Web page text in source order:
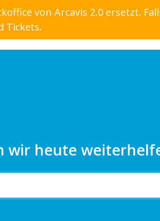
von Arcavis 2.0 ersetzt.
Tickets.
wir heute